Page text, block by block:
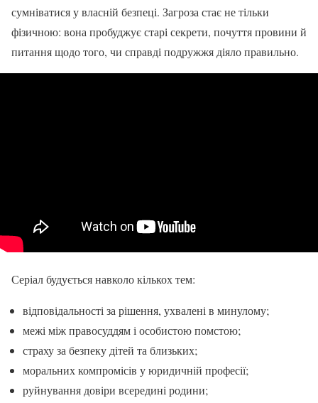
сумніватися у власній безпеці. Загроза стає не тільки
фізичною: вона пробуджує старі секрети, почуття провини й
питання щодо того, чи справді подружжя діяло правильно.
Серіал будується навколо кількох тем:
відповідальності за рішення, ухвалені в минулому;
межі між правосуддям і особистою помстою;
страху за безпеку дітей та близьких;
моральних компромісів у юридичній професії;
руйнування довіри всередині родини;